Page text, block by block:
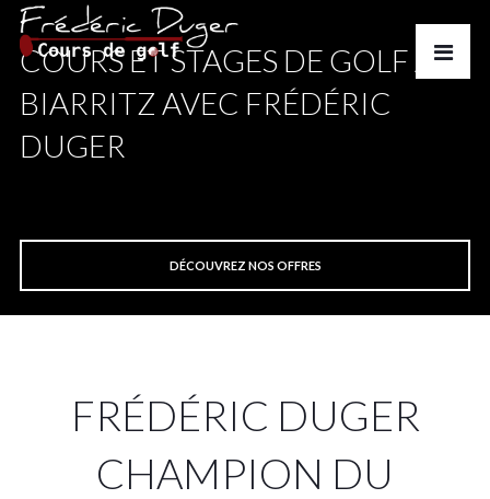
COURS ET STAGES DE GOLF À
BIARRITZ AVEC FRÉDÉRIC
DUGER
DÉCOUVREZ NOS OFFRES
FRÉDÉRIC DUGER
CHAMPION DU